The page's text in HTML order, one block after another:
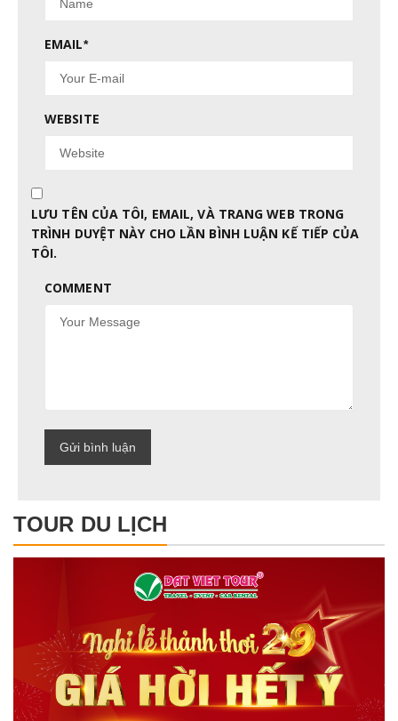
EMAIL*
WEBSITE
LƯU TÊN CỦA TÔI, EMAIL, VÀ TRANG WEB TRONG
TRÌNH DUYỆT NÀY CHO LẦN BÌNH LUẬN KẾ TIẾP CỦA
TÔI.
COMMENT
TOUR DU LỊCH